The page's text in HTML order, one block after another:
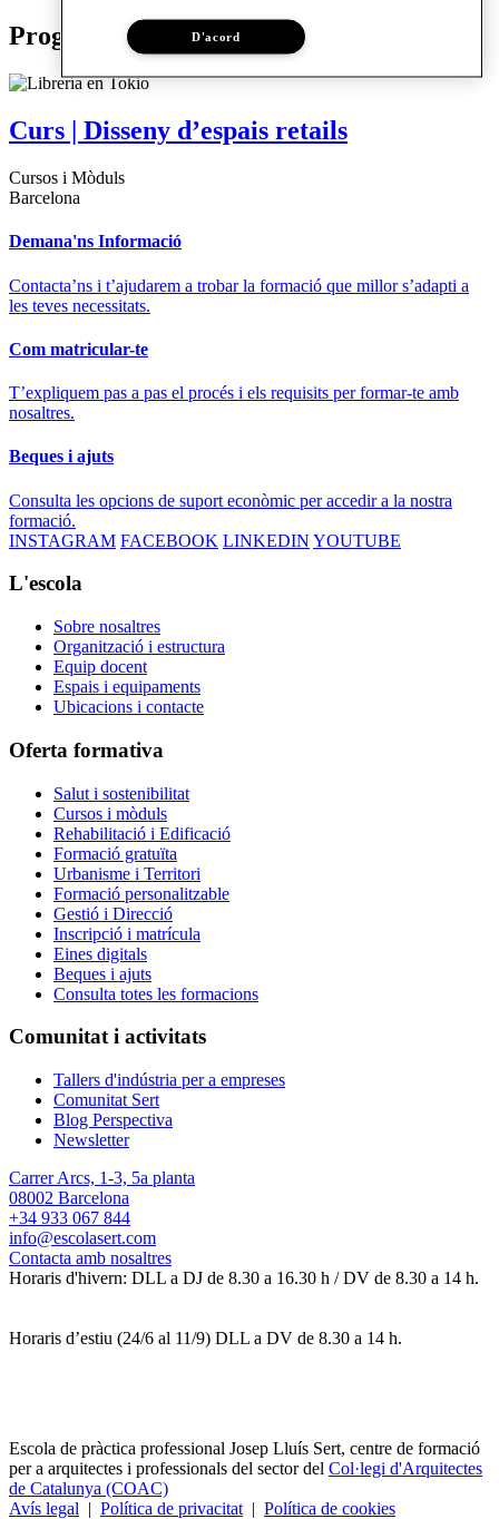
Programes relacionats
Curs | Disseny d’espais retails
Cursos i Mòduls
Barcelona
Demana'ns Informació
Contacta’ns i t’ajudarem a trobar la formació que millor s’adapti a
les teves necessitats.
Com matricular-te
T’expliquem pas a pas el procés i els requisits per formar-te amb
nosaltres.
Beques i ajuts
Consulta les opcions de suport econòmic per accedir a la nostra
formació.
INSTAGRAM FACEBOOK LINKEDIN YOUTUBE
L'escola
Sobre nosaltres
Organització i estructura
Equip docent
Espais i equipaments
Ubicacions i contacte
Oferta formativa
Salut i sostenibilitat
Cursos i mòduls
Rehabilitació i Edificació
Formació gratuïta
Urbanisme i Territori
Formació personalitzable
Gestió i Direcció
Inscripció i matrícula
Eines digitals
Beques i ajuts
Consulta totes les formacions
Comunitat i activitats
Tallers d'indústria per a empreses
Comunitat Sert
Blog Perspectiva
Newsletter
Carrer Arcs, 1-3, 5a planta
08002 Barcelona
+34 933 067 844
info@escolasert.com
Contacta amb nosaltres
Horaris d'hivern: DLL a DJ de 8.30 a 16.30 h / DV de 8.30 a 14 h.
Horaris d’estiu (24/6 al 11/9) DLL a DV de 8.30 a 14 h.
Escola de pràctica professional Josep Lluís Sert, centre de formació
per a arquitectes i professionals del sector del Col·legi d'Arquitectes
de Catalunya (COAC)
Avís legal | Política de privacitat | Política de cookies
D'acord